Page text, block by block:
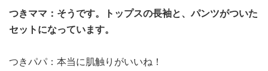
つきママ：そうです。トップスの長袖と、パンツがついた
セットになっています。
つきパパ：本当に肌触りがいいね！